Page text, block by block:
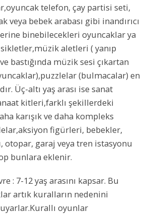
telefon, çay partisi seti,
veya bebek arabası gibi inandırıcı
binebilecekleri oyuncaklar ya
aletleri ( yanıp
bastığında müzik sesi çıkartan
(bulmacalar) en
Üç-altı yaş arası ise sanat
kitleri,farklı şekillerdeki
karışık ve daha kompleks
figürleri, bebekler,
otopar, garaj veya tren istasyonu
bunlara eklenir.
: 7-12 yaş arasını kapsar. Bu
artık kuralların nedenini
oyunlar